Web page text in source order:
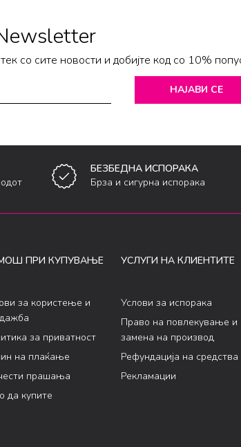
со сите новости и добијте код со 10%
НАЈАВИ СЕ
БЕЗБЕДНА ИСПОРАКА
Брза и сигурна испорака
ПРИ КУПУВАЊЕ
за користење и
за приватност
на плаќање
прашања
да купите
УСЛУГИ НА КЛИЕНТИТЕ
Услови за испорака
Право на повлекување и
замена на производ
Рефундација на средства
Рекламации